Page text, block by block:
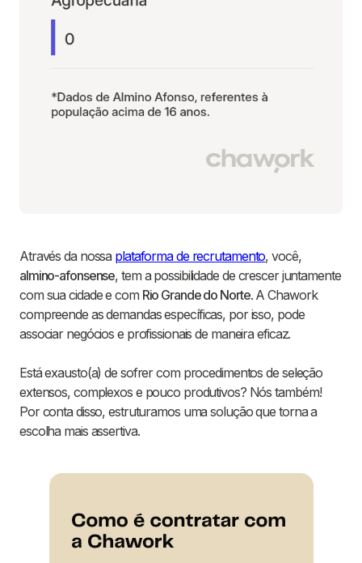
Através da nossa plataforma de recrutamento, você,
almino-afonsense, tem a possibilidade de crescer juntamente
com sua cidade e com Rio Grande do Norte. A Chawork
compreende as demandas específicas, por isso, pode
associar negócios e profissionais de maneira eficaz.
Está exausto(a) de sofrer com procedimentos de seleção
extensos, complexos e pouco produtivos? Nós também!
Por conta disso, estruturamos uma solução que torna a
escolha mais assertiva.